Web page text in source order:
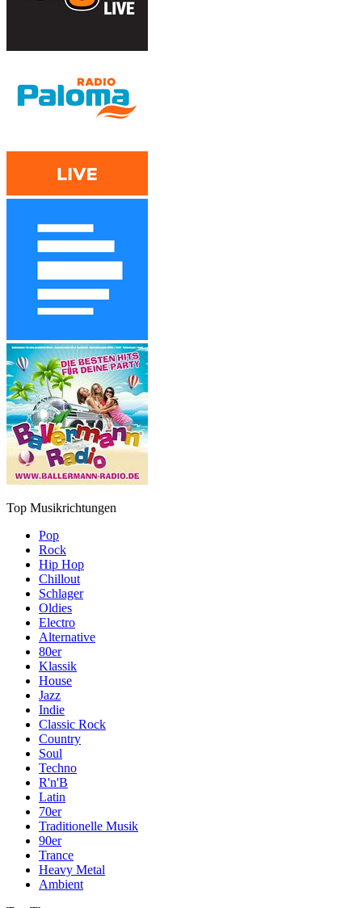
Top Musikrichtungen
Pop
Rock
Hip Hop
Chillout
Schlager
Oldies
Electro
Alternative
80er
Klassik
House
Jazz
Indie
Classic Rock
Country
Soul
Techno
R'n'B
Latin
70er
Traditionelle Musik
90er
Trance
Heavy Metal
Ambient